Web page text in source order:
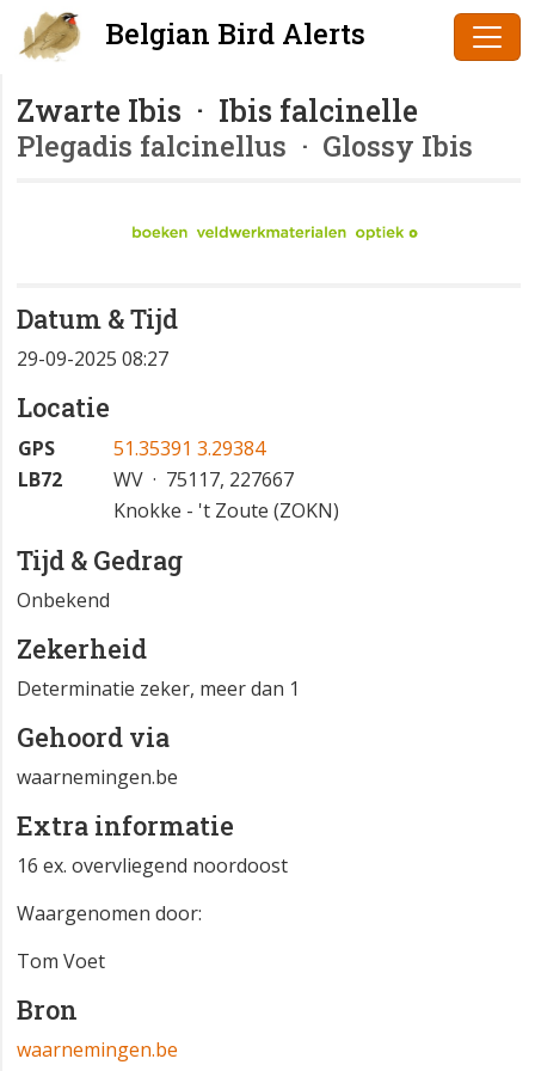
Belgian Bird Alerts
Zwarte Ibis · Ibis falcinelle
Plegadis falcinellus · Glossy Ibis
Datum & Tijd
29-09-2025 08:27
Locatie
GPS
51.35391 3.29384
LB72
WV · 75117, 227667
Knokke - 't Zoute (ZOKN)
Tijd & Gedrag
Onbekend
Zekerheid
Determinatie zeker, meer dan 1
Gehoord via
waarnemingen.be
Extra informatie
16 ex. overvliegend noordoost
Waargenomen door:
Tom Voet
Bron
waarnemingen.be